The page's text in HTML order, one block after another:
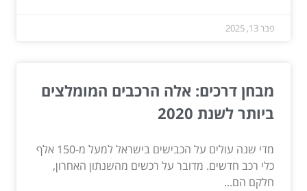
פבר 13, 2025
מבחן דרכים: אלה הרכבים המומלצים
ביותר לשנת 2020
מדי שנה עולים על הכבישים בישראל למעל מ-150 אלף
כלי רכב חדשים. מדובר על רכשים מהשנתון האחרון,
חלקם הם...